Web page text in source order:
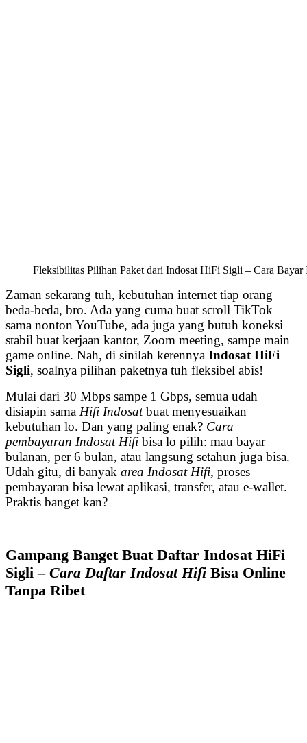
Fleksibilitas Pilihan Paket dari Indosat HiFi Sigli – Cara
Zaman sekarang tuh, kebutuhan internet tiap orang
beda-beda, bro. Ada yang cuma buat scroll TikTok
sama nonton YouTube, ada juga yang butuh koneksi
stabil buat kerjaan kantor, Zoom meeting, sampe main
game online. Nah, di sinilah kerennya Indosat HiFi
Sigli, soalnya pilihan paketnya tuh fleksibel abis!
Mulai dari 30 Mbps sampe 1 Gbps, semua udah
disiapin sama Hifi Indosatbuat menyesuaikan
kebutuhan lo. Dan yang paling enak? Cara
pembayaran Indosat Hifi bisa lo pilih: mau bayar
bulanan, per 6 bulan, atau langsung setahun juga bisa.
Udah gitu, di banyak area Indosat Hifi, proses
pembayaran bisa lewat aplikasi, transfer, atau e-wallet.
Praktis banget kan?
Gampang Banget Buat Daftar Indosat HiFi
Sigli – Cara Daftar Indosat Hifi Bisa Online
Tanpa Ribet